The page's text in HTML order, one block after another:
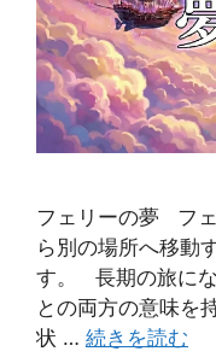
フェリーの夢 フ
ら別の場所へ移動
す。 長期の旅に
との両方の意味を
状 … 続きを読む